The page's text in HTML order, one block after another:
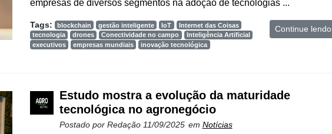
empresas de diversos segmentos na adoção de tecnologias ...
Tags: blockchain gestão inteligente IoT
Internet das Coisas
tecnologia
drones Conectividade no campo
Inteligência Artificial
executivos
empresas mundiais inovação tecnológica
Continue lendo
Estudo mostra a evolução da maturidade
tecnológica no agronegócio
Postado por Redação 11/09/2025 em Notícias